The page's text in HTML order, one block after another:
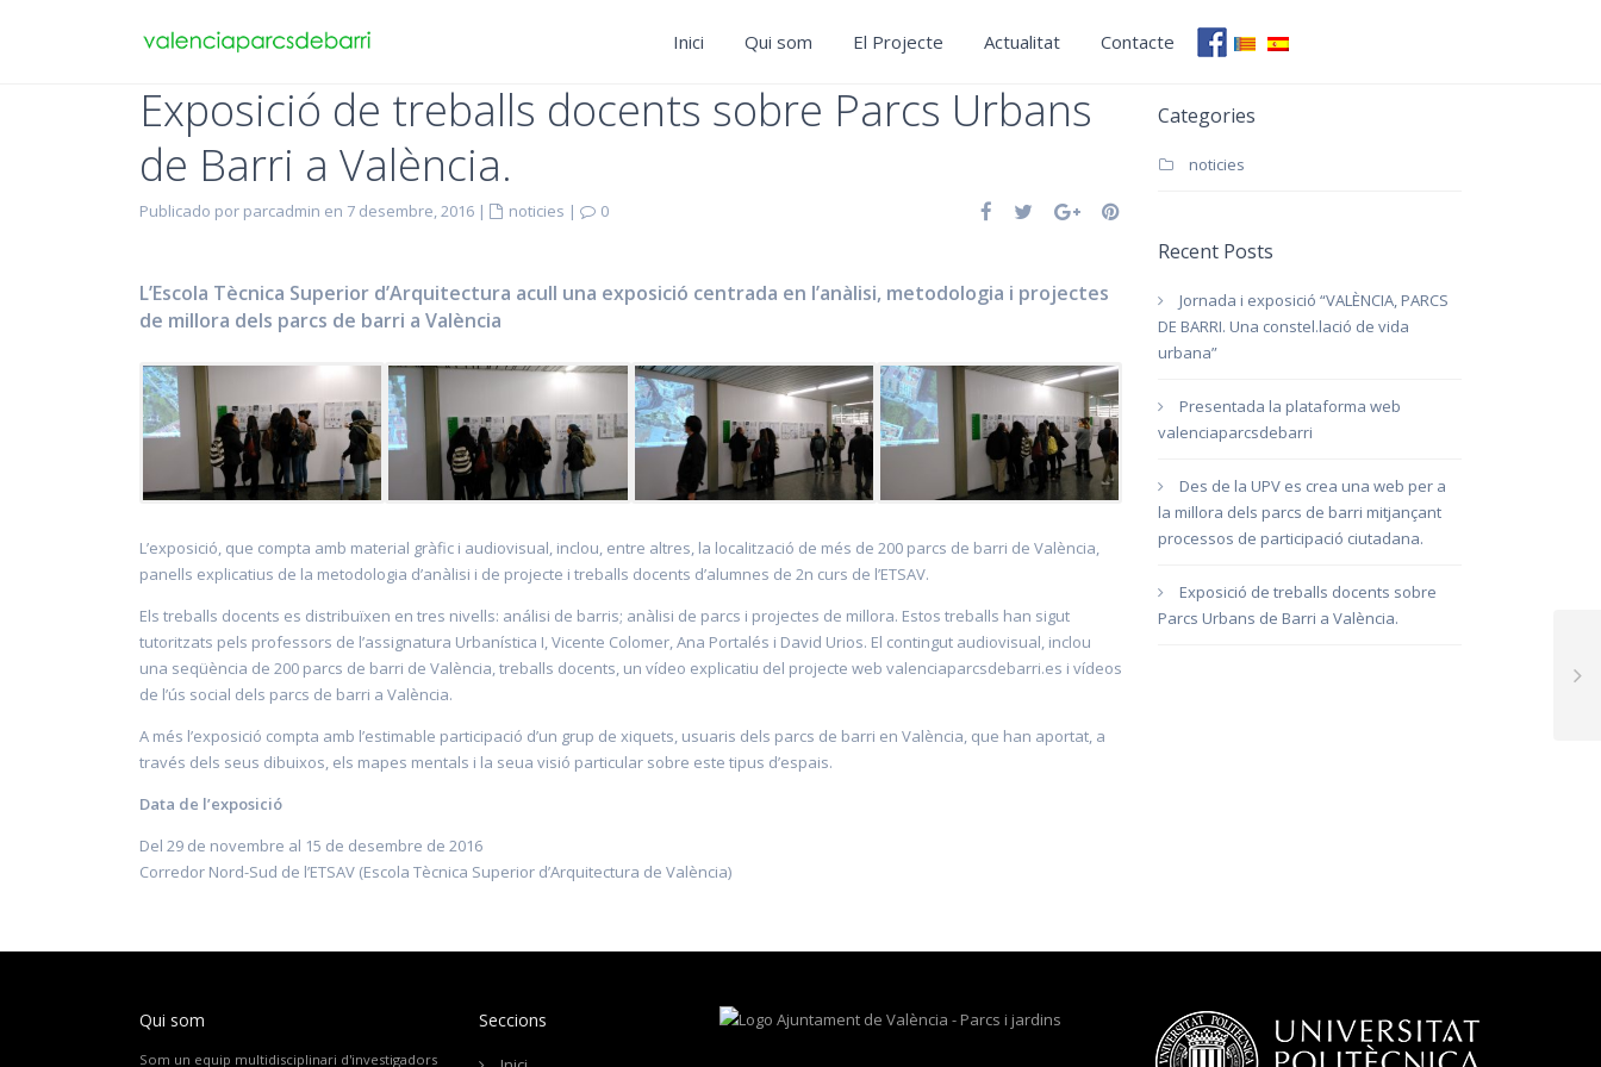
Inici Qui som El Projecte Actualitat Contacte F
Exposició de treballs docents sobre Parcs Urbans
de Barri a València.
Publicado por parcadmin en 7 desembre, 2016 | noticies | 0
L’Escola Tècnica Superior d’Arquitectura acull una exposició centrada en l’anàlisi, metodologia i projectes
de millora dels parcs de barri a València
L’exposició, que compta amb material gràfic i audiovisual, inclou, entre altres, la localització de més de 200 parcs de barri de València,
panells explicatius de la metodologia d’anàlisi i de projecte i treballs docents d’alumnes de 2n curs de l’ETSAV.
Els treballs docents es distribuïxen en tres nivells: análisi de barris; anàlisi de parcs i projectes de millora. Estos treballs han sigut
tutoritzats pels professors de l’assignatura Urbanística I, Vicente Colomer, Ana Portalés i David Urios. El contingut audiovisual, inclou
una seqüència de 200 parcs de barri de València, treballs docents, un vídeo explicatiu del projecte web valenciaparcsdebarri.es i vídeos
de l’ús social dels parcs de barri a València.
A més l’exposició compta amb l’estimable participació d’un grup de xiquets, usuaris dels parcs de barri en València, que han aportat, a
través dels seus dibuixos, els mapes mentals i la seua visió particular sobre este tipus d’espais.
Data de l’exposició
Del 29 de novembre al 15 de desembre de 2016
Corredor Nord-Sud de l’ETSAV (Escola Tècnica Superior d’Arquitectura de València)
Categories
noticies
Recent Posts
Jornada i exposició “VALÈNCIA, PARCS
DE BARRI. Una constel.lació de vida
urbana”
Presentada la plataforma web
valenciaparcsdebarri
Des de la UPV es crea una web per a
la millora dels parcs de barri mitjançant
processos de participació ciutadana.
Exposició de treballs docents sobre
Parcs Urbans de Barri a València.
Qui som
Som un equip multidisciplinari d'investigadors
Seccions